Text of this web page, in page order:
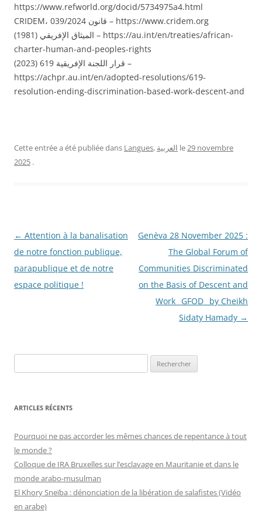
https://www.refworld.org/docid/5734975a4.html
CRIDEM، قانون 039/2024 – https://www.cridem.org
الميثاق الإفريقي (1981) – https://au.int/en/treaties/african-
charter-human-and-peoples-rights
قرار اللجنة الإفريقية 619 (2023) –
https://achpr.au.int/en/adopted-resolutions/619-
resolution-ending-discrimination-based-work-descent-and
Cette entrée a été publiée dans Langues, العربية le29 novembre
2025 .
Navigation
des
articles
← Attention à la banalisation
de notre fonction publique,
parapublique et de notre
espace politique !
Genèva 28 November 2025 :
The Global Forum of
Communities Discriminated
on the Basis of Descent and
Work_ GFOD_ by Cheikh
Sidaty Hamady →
e
h
r
c
h
r
ARTICLES RÉCENTS
Pourquoi ne pas accorder les mêmes chances de repentance à tout
le monde ?
Colloque de IRA Bruxelles sur l’esclavage en Mauritanie et dans le
monde arabo-musulman
El Khory Sneïba : dénonciation de la libération de salafistes (Vidéo
en arabe)